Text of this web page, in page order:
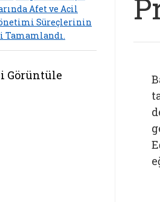
Afet ve Acil
Süreçlerinin
Tamamlandı.
Görüntüle